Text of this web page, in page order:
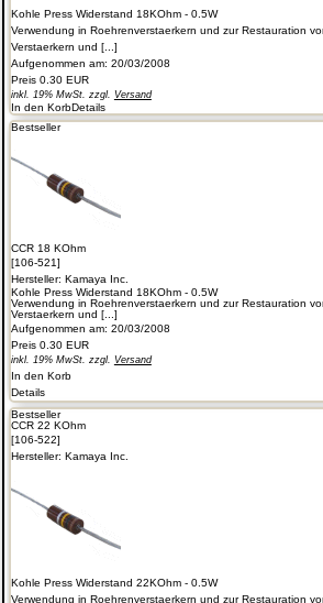
Kohle Press Widerstand 18KOhm - 0.5W
Verwendung in Roehrenverstaerkern und zur Restauration
Verstaerkern und [...]
Aufgenommen am: 20/03/2008
Preis 0.30 EUR
inkl. 19% MwSt. zzgl. Versand
In den KorbDetails
Bestseller
CCR 18 KOhm
[106-521]
Hersteller: Kamaya Inc.
Kohle Press Widerstand 18KOhm - 0.5W
Verwendung in Roehrenverstaerkern und zur Restauration
Verstaerkern und [...]
Aufgenommen am: 20/03/2008
Preis 0.30 EUR
inkl. 19% MwSt. zzgl. Versand
In den Korb
Details
Bestseller
CCR 22 KOhm
[106-522]
Hersteller: Kamaya Inc.
Kohle Press Widerstand 22KOhm - 0.5W
Verwendung in Roehrenverstaerkern und zur Restauration